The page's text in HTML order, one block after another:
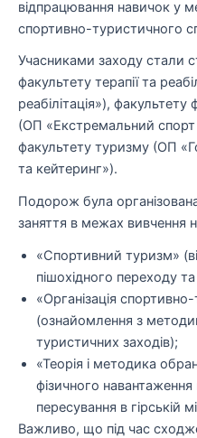
відпрацювання навичок у
спортивно-туристичного
Учасниками заходу стали
факультету терапії та
реабілітація»), факультету
(ОП «Екстремальний спорт
факультету туризму (ОП
та кейтеринг»).
Подорож була
заняття в межах вивчення
«Спортивний туризм»
пішохідного переходу
«Організація
(ознайомлення з
туристичних заходів);
«Теорія і методика
фізичного навантаження
пересування в гірській
Важливо, що під час